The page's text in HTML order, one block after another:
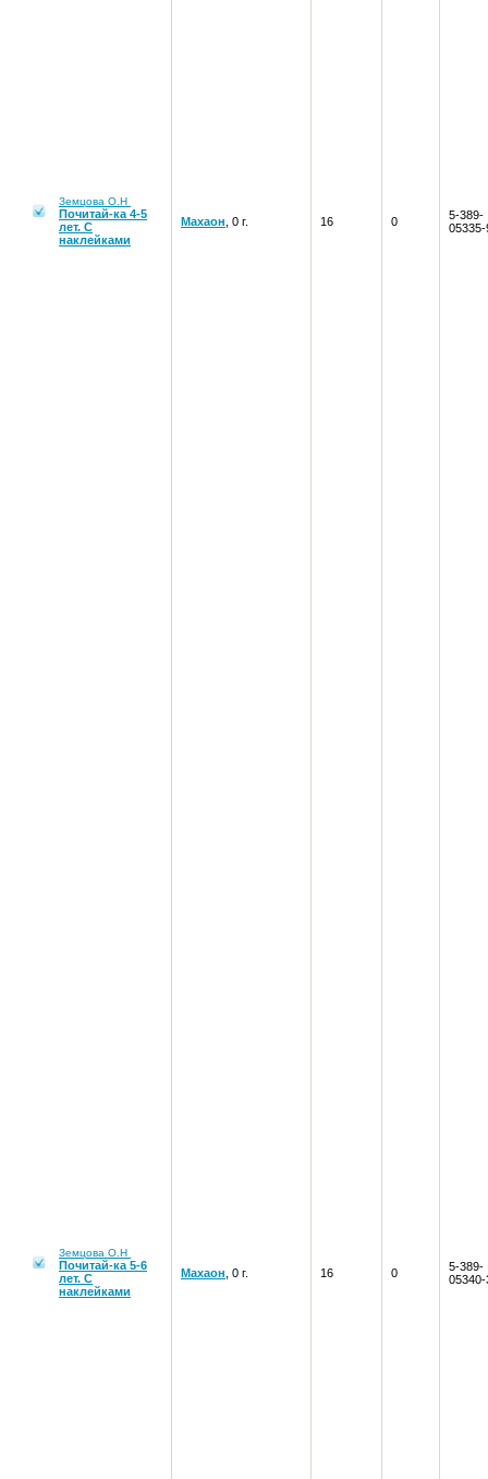
Земцова О.Н
Почитай-ка 4-5
лет. С
наклейками
Махаон , 0 г. 16 0
5-389-
05335-
Земцова О.Н
Почитай-ка 5-6
лет. С
наклейками
Махаон , 0 г. 16 0
5-389-
05340-